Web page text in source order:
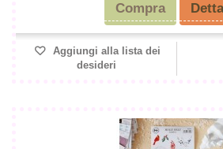
Compra
Aggiungi alla lista dei
desideri